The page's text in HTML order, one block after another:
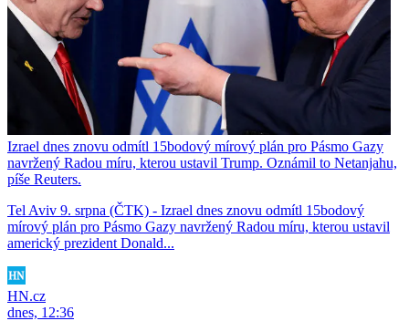
Izrael dnes znovu odmítl 15bodový mírový plán pro Pásmo Gazy
navržený Radou míru, kterou ustavil Trump. Oznámil to Netanjahu,
píše Reuters.
Tel Aviv 9. srpna (ČTK) - Izrael dnes znovu odmítl 15bodový
mírový plán pro Pásmo Gazy navržený Radou míru, kterou ustavil
americký prezident Donald...
HN.cz
dnes, 12:36